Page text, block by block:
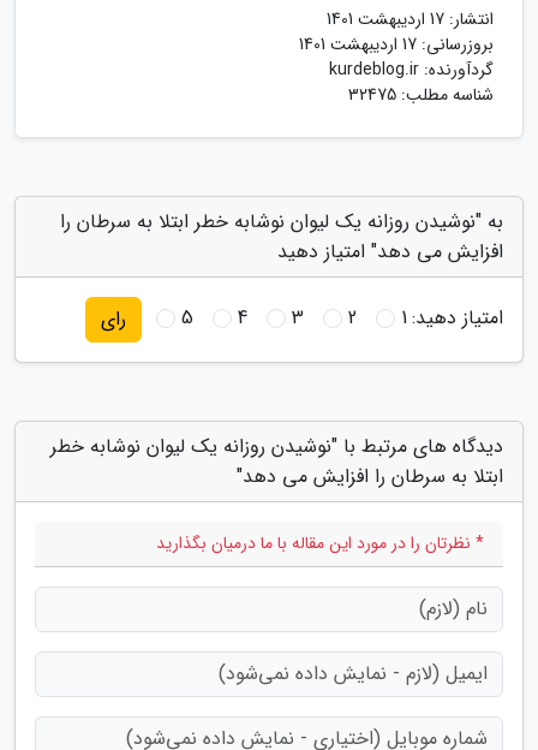
انتشار: 17 اردیبهشت 1401
بروزرسانی: 17 اردیبهشت 1401
گردآورنده: kurdeblog.ir
شناسه مطلب: 32475
به "نوشیدن روزانه یک لیوان نوشابه خطر ابتلا به سرطان را
افزایش می دهد" امتیاز دهید
امتیاز دهید:1
2
3
4
5 رای
دیدگاه های مرتبط با "نوشیدن روزانه یک لیوان نوشابه خطر
ابتلا به سرطان را افزایش می دهد"
* نظرتان را در مورد این مقاله با ما درمیان بگذارید